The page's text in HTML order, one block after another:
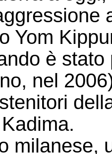
Yom
è
nel
milanese,